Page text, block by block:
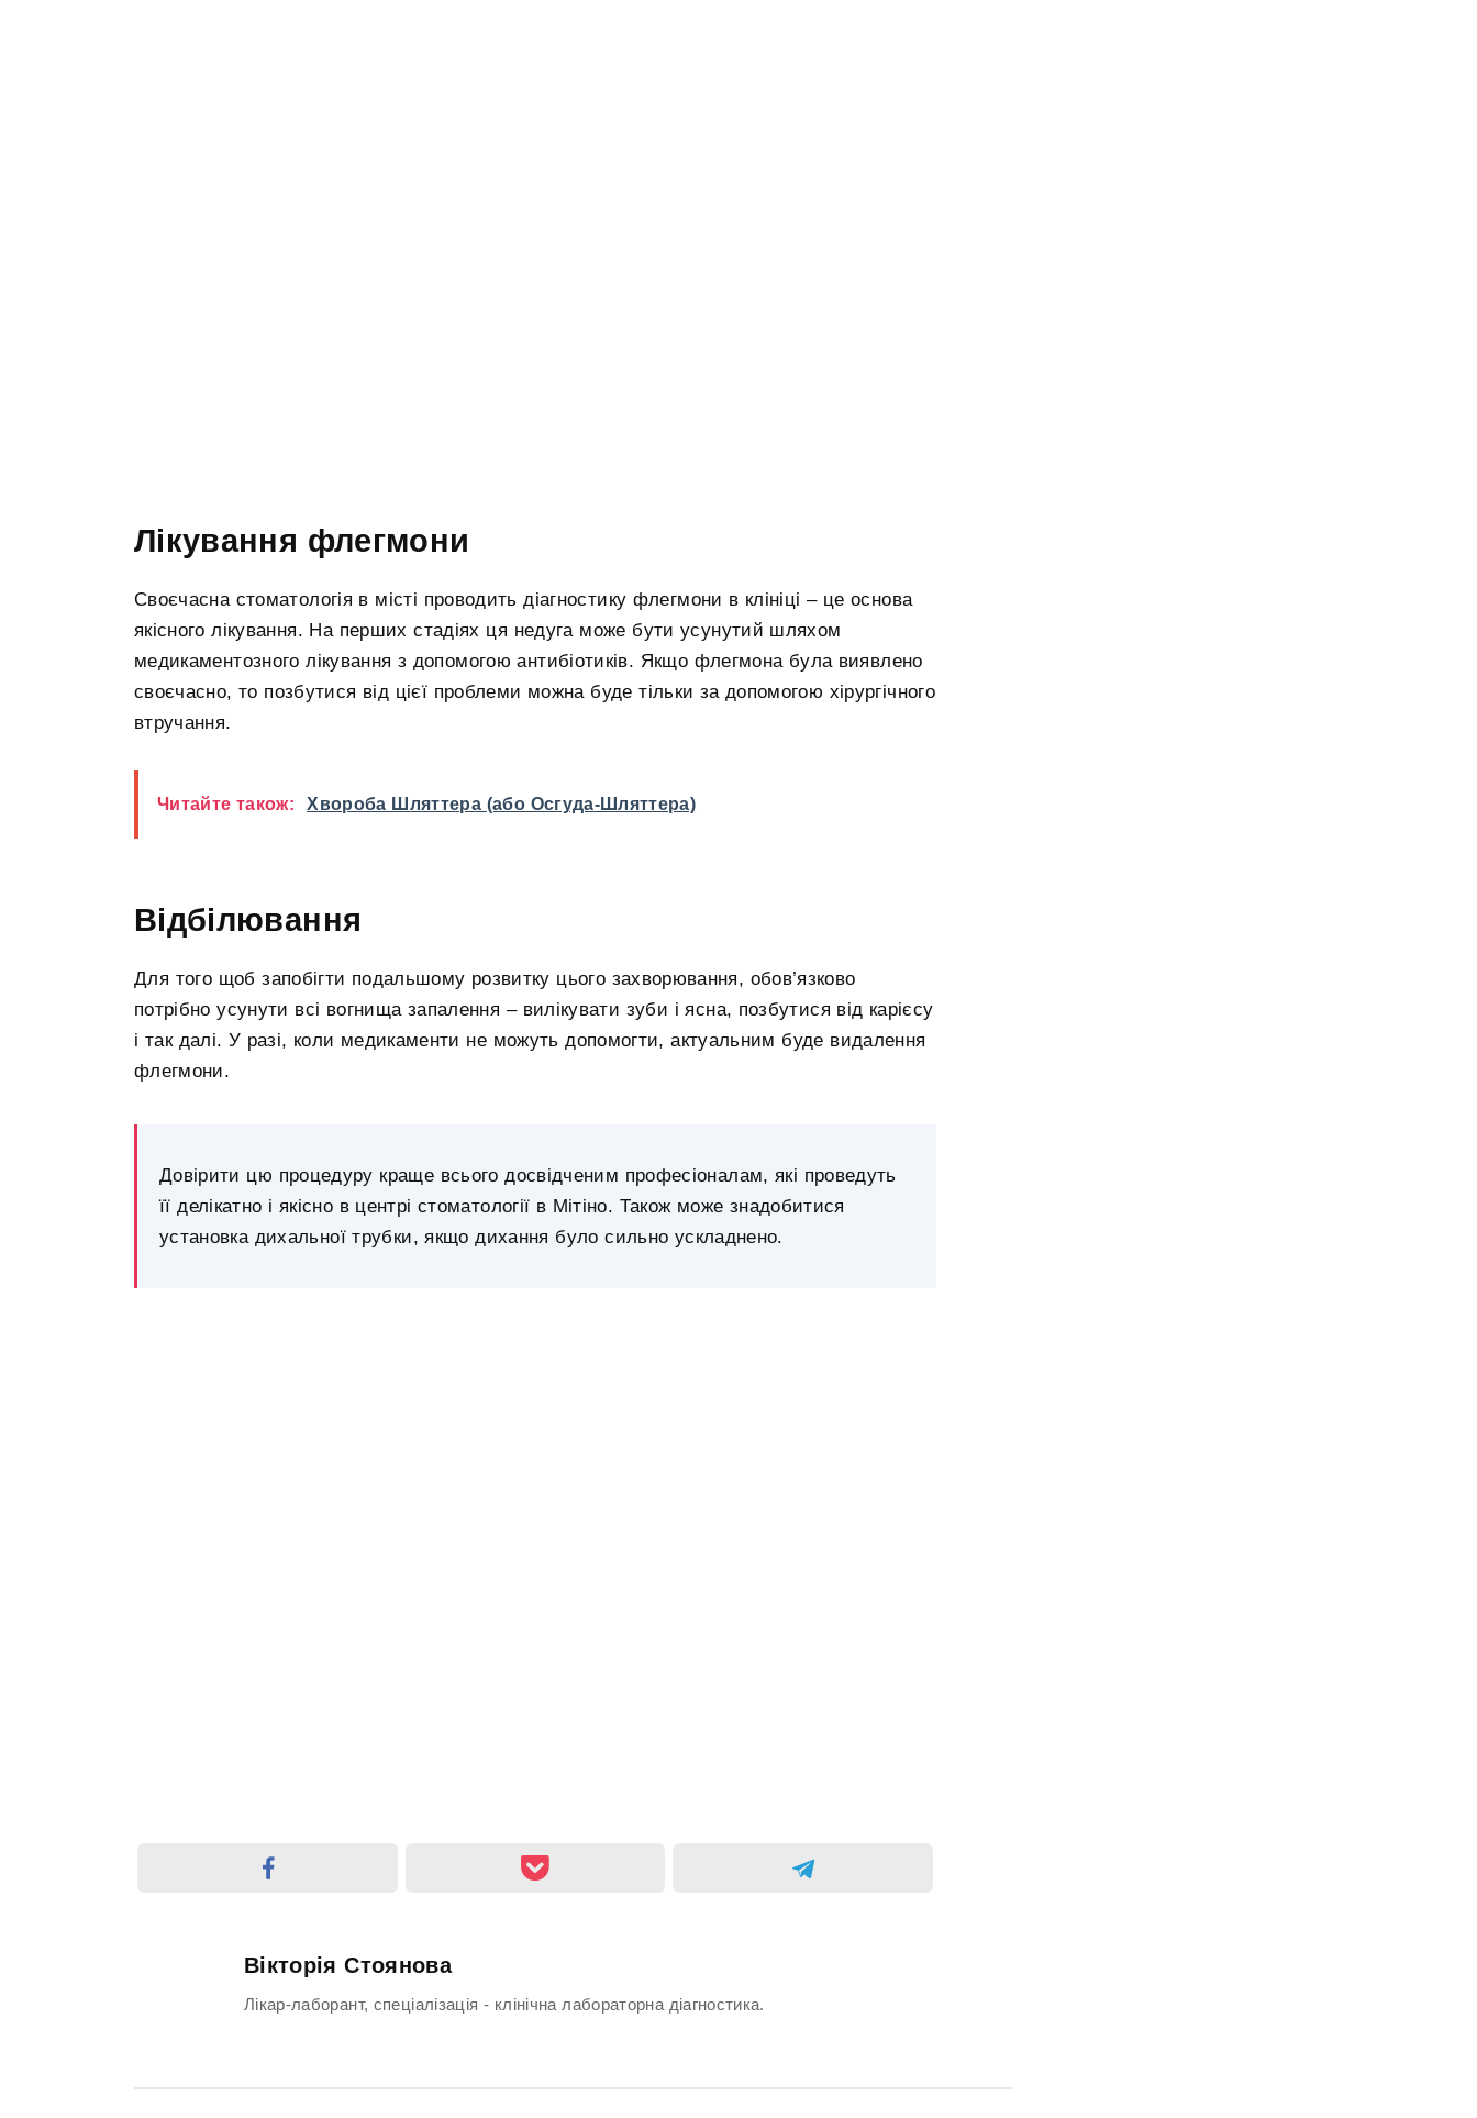
Лікування флегмони
Своєчасна стоматологія в місті проводить діагностику флегмони в клініці – це основа
якісного лікування. На перших стадіях ця недуга може бути усунутий шляхом
медикаментозного лікування з допомогою антибіотиків. Якщо флегмона була виявлено
своєчасно, то позбутися від цієї проблеми можна буде тільки за допомогою хірургічного
втручання.
Читайте також: Хвороба Шляттера (або Осгуда-Шляттера)
Відбілювання
Для того щоб запобігти подальшому розвитку цього захворювання, обов’язково
потрібно усунути всі вогнища запалення – вилікувати зуби і ясна, позбутися від карієсу
і так далі. У разі, коли медикаменти не можуть допомогти, актуальним буде видалення
флегмони.
Довірити цю процедуру краще всього досвідченим професіоналам, які проведуть
її делікатно і якісно в центрі стоматології в Мітіно. Також може знадобитися
установка дихальної трубки, якщо дихання було сильно ускладнено.
Вікторія Стоянова
Лікар-лаборант, спеціалізація - клінічна лабораторна діагностика.